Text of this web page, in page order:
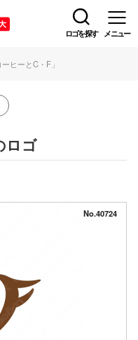
ロゴを探す メニュー
ヒーとC・F」
ロゴ
No.40724